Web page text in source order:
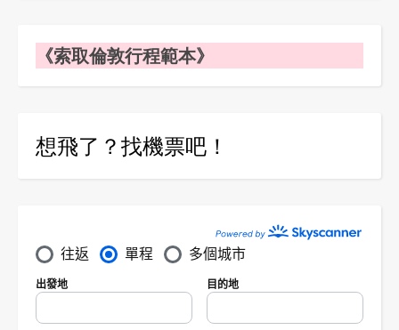
《索取倫敦行程範本》
想飛了？找機票吧！